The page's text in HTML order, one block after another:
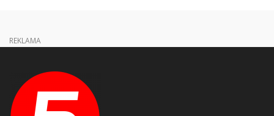
REKLAMA